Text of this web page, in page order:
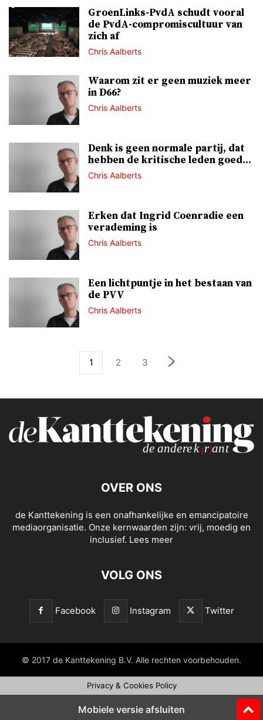
GroenLinks-PvdA schudt vooral
de PvdA-compromiscultuur van
zich af
Chris Aalberts
Waarom zit er geen muziek meer
in D66?
Chris Aalberts
Denk is geen normale partij, dat
hebben de kritische leden goed...
Chris Aalberts
Erken dat Ingrid Coenradie een
verademing is
Chris Aalberts
Een lichtpuntje in het bestaan van
de PVV
Chris Aalberts
1 2 3
OVER ONS
de Kanttekening is een onafhankelijke en emancipatoire
mediaorganisatie. Onze kernwaarden zijn: vrij, moedig en
inclusief. Lees meer
VOLG ONS
Facebook Instagram Twitter
© 2017 de Kanttekening B.V. Alle rechten voorbehouden.
Privacy & Cookies Policy
Mobiele versie afsluiten